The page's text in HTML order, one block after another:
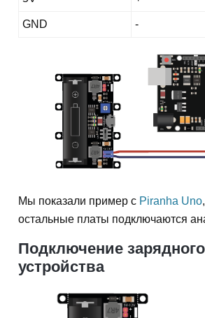
GND -
Мы показали пример с Piranha Uno
остальные платы подключаются
Подключение зарядного
устройства